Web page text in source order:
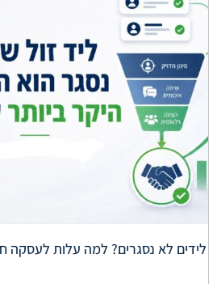
לידים לא נסגרים? למה עלות לעסקה